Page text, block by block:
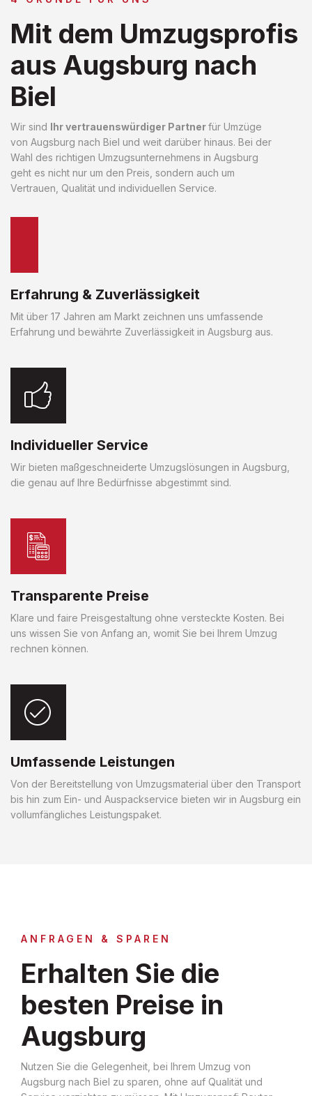
Mit dem Umzugsprofis
aus Augsburg nach
Biel
Wir sind Ihr vertrauenswürdiger Partnerfür Umzüge
von Augsburg nach Biel und weit darüber hinaus. Bei der
Wahl des richtigen Umzugsunternehmens in Augsburg
geht es nicht nur um den Preis, sondern auch um
Vertrauen, Qualität und individuellen Service.
Erfahrung & Zuverlässigkeit
Mit über 17 Jahren am Markt zeichnen uns umfassende
Erfahrung und bewährte Zuverlässigkeit in Augsburg aus.
Individueller Service
Wir bieten maßgeschneiderte Umzugslösungen in Augsburg,
die genau auf Ihre Bedürfnisse abgestimmt sind.
Transparente Preise
Klare und faire Preisgestaltung ohne versteckte Kosten. Bei
uns wissen Sie von Anfang an, womit Sie bei Ihrem Umzug
rechnen können.
Umfassende Leistungen
Von der Bereitstellung von Umzugsmaterial über den Transport
bis hin zum Ein- und Auspackservice bieten wir in Augsburg ein
vollumfängliches Leistungspaket.
ANFRAGEN & SPAREN
Erhalten Sie die
besten Preise in
Augsburg
Nutzen Sie die Gelegenheit, bei Ihrem Umzug von
Augsburg nach Biel zu sparen, ohne auf Qualität und